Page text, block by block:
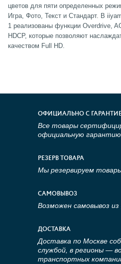
цветов для пяти определенных
Игра, Фото, Текст и Стандарт. В
1 реализованы функции Overdrive,
HDCP, которые позволяют
качеством Full HD.
ОФИЦИАЛЬНО С
Все товары
официальную
РЕЗЕРВ ТОВАРА
Мы резервируем
САМОВЫВОЗ
Возможен самовывоз из
ДОСТАВКА
Доставка по Москве
службой, в регионы —
транспортных